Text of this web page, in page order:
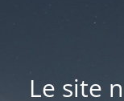
Le site